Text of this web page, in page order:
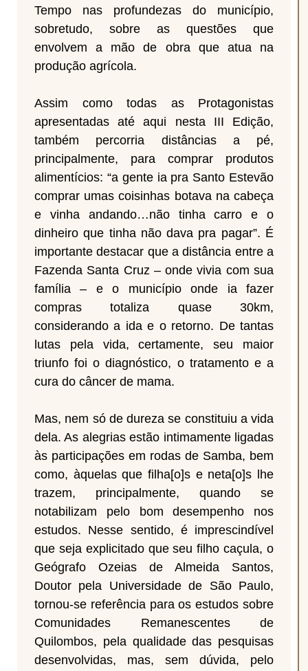
Tempo nas profundezas do município,
sobretudo, sobre as questões que
envolvem a mão de obra que atua na
produção agrícola.
Assim como todas as Protagonistas
apresentadas até aqui nesta III Edição,
também percorria distâncias a pé,
principalmente, para comprar produtos
alimentícios: “a gente ia pra Santo Estevão
comprar umas coisinhas botava na cabeça
e vinha andando…não tinha carro e o
dinheiro que tinha não dava pra pagar”. É
importante destacar que a distância entre a
Fazenda Santa Cruz – onde vivia com sua
família – e o município onde ia fazer
compras totaliza quase 30km,
considerando a ida e o retorno. De tantas
lutas pela vida, certamente, seu maior
triunfo foi o diagnóstico, o tratamento e a
cura do câncer de mama.
Mas, nem só de dureza se constituiu a vida
dela. As alegrias estão intimamente ligadas
às participações em rodas de Samba, bem
como, àquelas que filha[o]s e neta[o]s lhe
trazem, principalmente, quando se
notabilizam pelo bom desempenho nos
estudos. Nesse sentido, é imprescindível
que seja explicitado que seu filho caçula, o
Geógrafo Ozeias de Almeida Santos,
Doutor pela Universidade de São Paulo,
tornou-se referência para os estudos sobre
Comunidades Remanescentes de
Quilombos, pela qualidade das pesquisas
desenvolvidas, mas, sem dúvida, pelo